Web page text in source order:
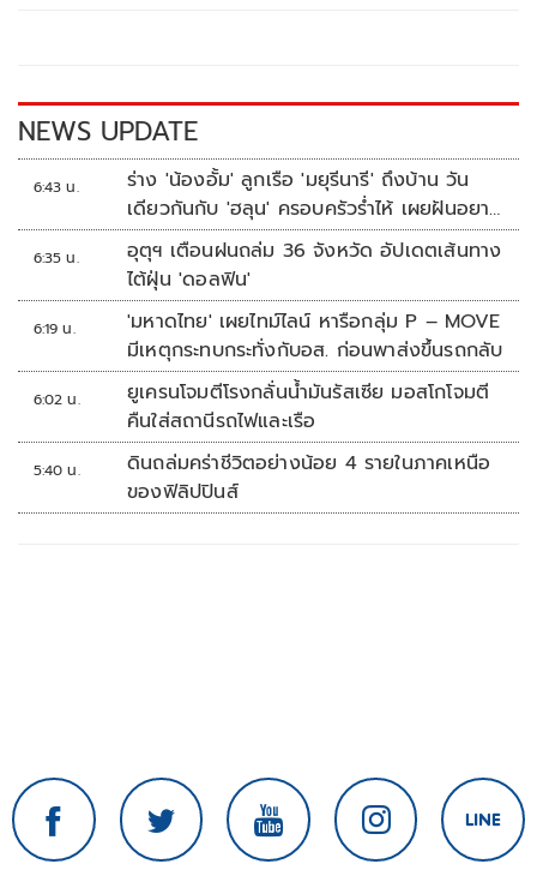
k k
NEWS UPDATE
6:43 น.
ร่าง 'น้องอั้ม' ลูกเรือ 'มยุรีนารี' ถึงบ้าน วัน
เดียวกันกับ 'ฮลุน' ครอบครัวร่ำไห้ เผยฝันอยาก
เป็นทหารเรือ
6:35 น.
อุตุฯ เตือนฝนถล่ม 36 จังหวัด อัปเดตเส้นทาง
ไต้ฝุ่น 'ดอลฟิน'
6:19 น.
'มหาดไทย' เผยไทม์ไลน์ หารือกลุ่ม P – MOVE
มีเหตุกระทบกระทั่งกับอส. ก่อนพาส่งขึ้นรถกลับ
6:02 น.
ยูเครนโจมตีโรงกลั่นน้ำมันรัสเซีย มอสโกโจมตี
คืนใส่สถานีรถไฟและเรือ
5:40 น.
ดินถล่มคร่าชีวิตอย่างน้อย 4 รายในภาคเหนือ
ของฟิลิปปินส์